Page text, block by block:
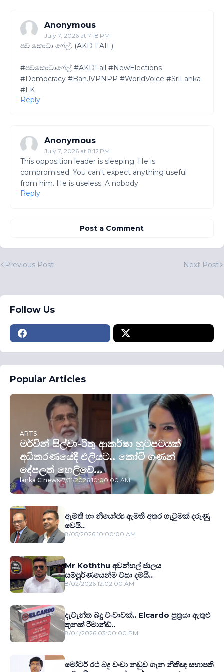
Anonymous
July 7, 2026 at 7:18 PM
පච කොටා ෆේල්. (AKD FAIL)
#පචකොටාෆේල් #AKDFail #NewElections
#Democracy #BanJVPNPP #WorldVoice #SriLanka
#LK
Reply
Anonymous
July 7, 2026 at 8:12 PM
This opposition leader is sleeping. He is
compromised. You can't expect anything useful
from him. He is useless. A nobody
Reply
Post a Comment
Previous Post Next Post
Follow Us
Popular Articles
ARTS
මර්වින් සිල්වා-රිතු ආකර්ෂා හුටපටයක්
අධිකරණයේදී එලියට.. කෝටි ගණන්
දේපලත් හෙලිවේ...
lanka C news-7/31/2026 10:00:00 AM
ඇමති හා නියෝජ්‍ය ඇමති අතර ගැටුමක් දරුණු
වෙයි..
8/05/2026 10:00:00 AM
Mr Koththu අවන්හල් ජාලය
සම්පූර්ණයෙන්ම වසා දමයි..
8/02/2026 12:02:00 AM
දැවැන්ත බදු වංචාවක්.. Elcardo පුත‍්‍රයා ඇතුළු
තුනක් රිමාන්ඩ්..
8/04/2026 03:00:00 PM
මෝටර් රථ බදු වංචා නඩුව ගැන නීතීඥ සභාපති